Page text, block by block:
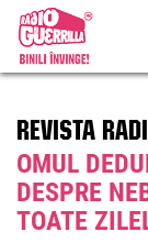
REVISTA
OMUL
DESPRE
TOATE